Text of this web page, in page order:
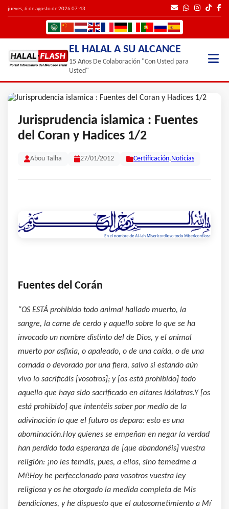
jueves, 6 de agosto de 2026 07:43
EL HALAL A SU ALCANCE
15 Años De Colaboración "Con Usted para
Usted"
Jurisprudencia islamica : Fuentes
del Coran y Hadices 1/2
Abou Talha 27/01/2012 Certificación, Noticias
Fuentes del Corán
“OS ESTÁ prohibido todo animal hallado muerto, la
sangre, la carne de cerdo y aquello sobre lo que se ha
invocado un nombre distinto del de Dios, y el animal
muerto por asfixia, o apaleado, o de una caída, o de una
cornada o devorado por una fiera, salvo si estando aún
vivo lo sacrificáis [vosotros]; y [os está prohibido] todo
aquello que haya sido sacrificado en altares idólatras.Y [os
está prohibido] que intentéis saber por medio de la
adivinación lo que el futuro os depara: esto es una
abominación.Hoy quienes se empeñan en negar la verdad
han perdido toda esperanza de [que abandonéis] vuestra
religión: ¡no les temáis, pues, a ellos, sino temedme a
Mí!Hoy he perfeccionado para vosotros vuestra ley
religiosa y os he otorgado la medida completa de Mis
bendiciones, y he dispuesto que el autosometimiento a Mí